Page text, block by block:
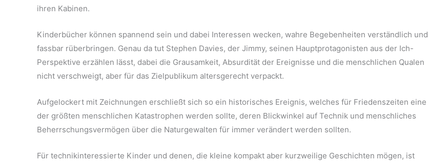
ihren Kabinen.
Kinderbücher können spannend sein und dabei Interessen wecken, wahre Begebenheiten verständlich und
fassbar rüberbringen. Genau da tut Stephen Davies, der Jimmy, seinen Hauptprotagonisten aus der Ich-
Perspektive erzählen lässt, dabei die Grausamkeit, Absurdität der Ereignisse und die menschlichen Qualen
nicht verschweigt, aber für das Zielpublikum altersgerecht verpackt.
Aufgelockert mit Zeichnungen erschließt sich so ein historisches Ereignis, welches für Friedenszeiten eine
der größten menschlichen Katastrophen werden sollte, deren Blickwinkel auf Technik und menschliches
Beherrschungsvermögen über die Naturgewalten für immer verändert werden sollten.
Für technikinteressierte Kinder und denen, die kleine kompakt aber kurzweilige Geschichten mögen, ist